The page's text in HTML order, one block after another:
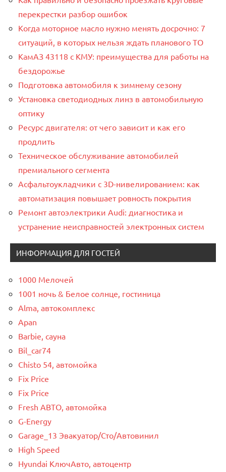
перекрестки разбор ошибок
Когда моторное масло нужно менять досрочно: 7
ситуаций, в которых нельзя ждать планового ТО
КамАЗ 43118 с КМУ: преимущества для работы на
бездорожье
Подготовка автомобиля к зимнему сезону
Установка светодиодных линз в автомобильную
оптику
Ресурс двигателя: от чего зависит и как его
продлить
Техническое обслуживание автомобилей
премиального сегмента
Асфальтоукладчики с 3D-нивелированием: как
автоматизация повышает ровность покрытия
Ремонт автоэлектрики Audi: диагностика и
устранение неисправностей электронных систем
ИНФОРМАЦИЯ ДЛЯ ГОСТЕЙ
1000 Мелочей
1001 ночь & Белое солнце, гостиница
Alma, автокомплекс
Apan
Barbie, сауна
Bil_car74
Chisto 54, автомойка
Fix Price
Fix Price
Fresh АВТО, автомойка
G-Energy
Garage_13 Эвакуатор/Сто/Автовинил
High Speed
Hyundai КлючАвто, автоцентр